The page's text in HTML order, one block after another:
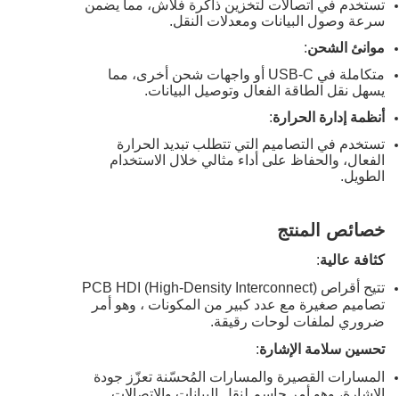
تستخدم في اتصالات لتخزين ذاكرة فلاش، مما يضمن
سرعة وصول البيانات ومعدلات النقل.
موانئ الشحن:
متكاملة في USB-C أو واجهات شحن أخرى، مما
يسهل نقل الطاقة الفعال وتوصيل البيانات.
أنظمة إدارة الحرارة:
تستخدم في التصاميم التي تتطلب تبديد الحرارة
الفعال، والحفاظ على أداء مثالي خلال الاستخدام
الطويل.
خصائص المنتج
كثافة عالية:
تتيح أقراص PCB HDI (High-Density Interconnect)
تصاميم صغيرة مع عدد كبير من المكونات ، وهو أمر
ضروري لملفات لوحات رقيقة.
تحسين سلامة الإشارة:
المسارات القصيرة والمسارات المُحسّنة تعزّز جودة